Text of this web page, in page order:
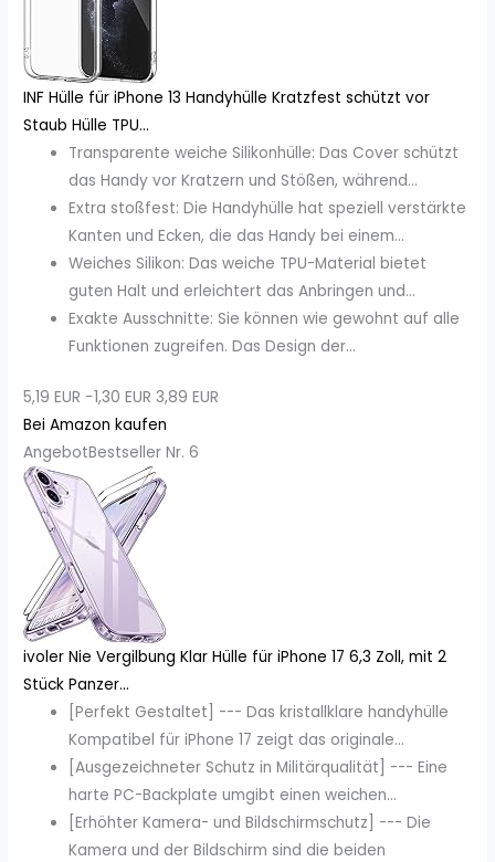
INF Hülle für iPhone 13 Handyhülle Kratzfest schützt vor
Staub Hülle TPU...
Transparente weiche Silikonhülle: Das Cover schützt
das Handy vor Kratzern und Stößen, während...
Extra stoßfest: Die Handyhülle hat speziell verstärkte
Kanten und Ecken, die das Handy bei einem...
Weiches Silikon: Das weiche TPU-Material bietet
guten Halt und erleichtert das Anbringen und...
Exakte Ausschnitte: Sie können wie gewohnt auf alle
Funktionen zugreifen. Das Design der...
5,19 EUR −1,30 EUR 3,89 EUR
Bei Amazon kaufen
AngebotBestseller Nr. 6
ivoler Nie Vergilbung Klar Hülle für iPhone 17 6,3 Zoll, mit 2
Stück Panzer...
[Perfekt Gestaltet] --- Das kristallklare handyhülle
Kompatibel für iPhone 17 zeigt das originale...
[Ausgezeichneter Schutz in Militärqualität] --- Eine
harte PC-Backplate umgibt einen weichen...
[Erhöhter Kamera- und Bildschirmschutz] --- Die
Kamera und der Bildschirm sind die beiden